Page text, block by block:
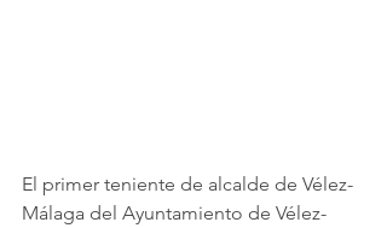
El primer teniente de alcalde de Vélez-
Málaga del Ayuntamiento de Vélez-